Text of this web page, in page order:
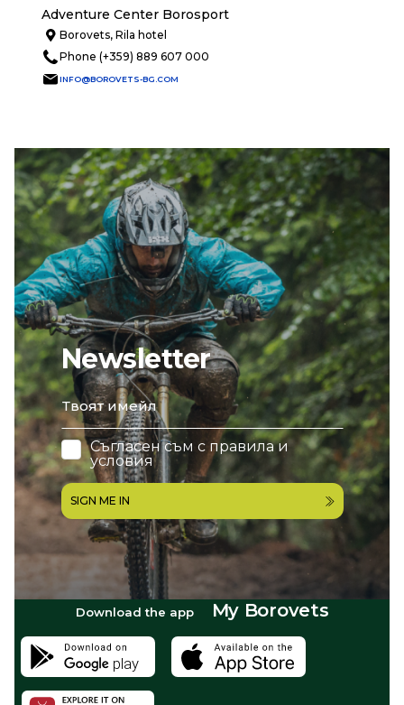
Newsletter
email
Съгласен съм с правила и
условия
SIGN ME IN
Adventure Center Borosport
Borovets, Rila hotel
Phone (+359) 889 607 000
INFO@BOROVETS-BG.COM
Download the app My Borovets